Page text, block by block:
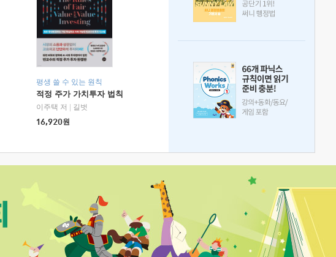
평생 쓸 수 있는 원칙
적정 주가 가치투자 법칙
이주택 저
길벗
16,920원